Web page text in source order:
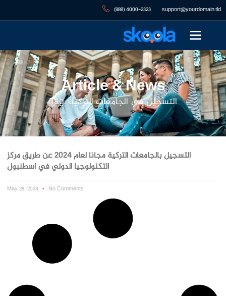
(888) 4000-2323 support@yourdomain.tld
Article & News
Tag: التسجيل في الجامعات التركية
التسجيل بالجامعات التركية مجانا لعام 2024 عن طريق مركز
التكنولوجيا الدولي في اسطنبول
May 28, 2024 No Comments